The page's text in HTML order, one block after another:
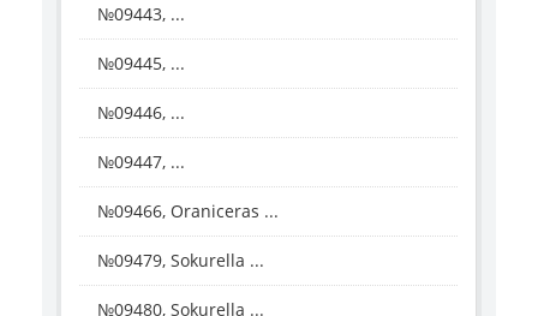
№09443, ...
№09445, ...
№09446, ...
№09447, ...
№09466, Oraniceras ...
№09479, Sokurella ...
№09480, Sokurella ...